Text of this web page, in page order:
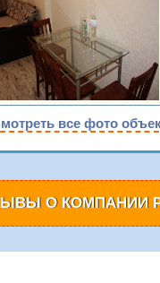
все фото
О КОМПАНИИ